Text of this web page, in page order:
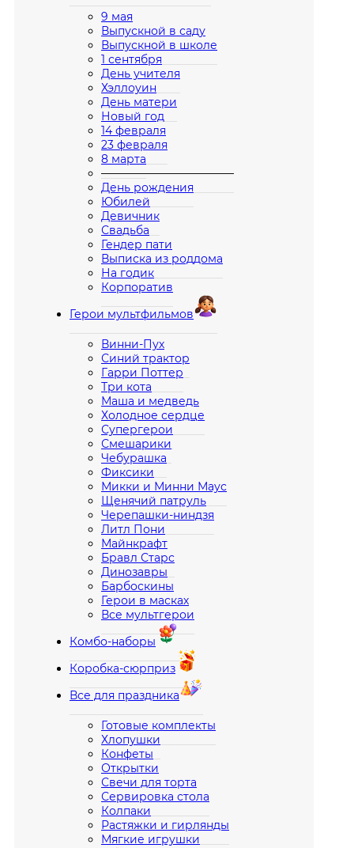
9 мая
Выпускной в саду
Выпускной в школе
1 сентября
День учителя
Хэллоуин
День матери
Новый год
14 февраля
23 февраля
8 марта
————————————
День рождения
Юбилей
Девичник
Свадьба
Гендер пати
Выписка из роддома
На годик
Корпоратив
Герои мультфильмов
Винни-Пух
Синий трактор
Гарри Поттер
Три кота
Маша и медведь
Холодное сердце
Супергерои
Смешарики
Чебурашка
Фиксики
Микки и Минни Маус
Щенячий патруль
Черепашки-ниндзя
Литл Пони
Майнкрафт
Бравл Старс
Динозавры
Барбоскины
Герои в масках
Все мультгерои
Комбо-наборы
Коробка-сюрприз
Все для праздника
Готовые комплекты
Хлопушки
Конфеты
Открытки
Свечи для торта
Сервировка стола
Колпаки
Растяжки и гирлянды
Мягкие игрушки